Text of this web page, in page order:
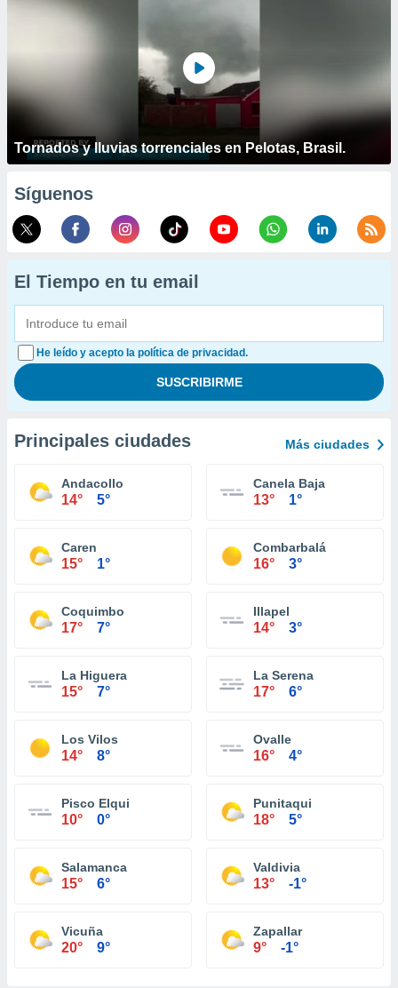
Tornados y lluvias torrenciales en Pelotas, Brasil.
Síguenos
El Tiempo en tu email
He leído y acepto la política de privacidad.
Principales ciudades Más ciudades
Andacollo
14° 5°
Canela Baja
13° 1°
Caren
15° 1°
Combarbalá
16° 3°
Coquimbo
17° 7°
Illapel
14° 3°
La Higuera
15° 7°
La Serena
17° 6°
Los Vilos
14° 8°
Ovalle
16° 4°
Pisco Elqui
10° 0°
Punitaqui
18° 5°
Salamanca
15° 6°
Valdivia
13° -1°
Vicuña
20° 9°
Zapallar
9° -1°